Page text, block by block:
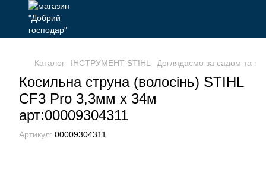
Каталог ІНСТРУМЕНТ STIHL Доглядаємо за садом та
Косильна струна (волосінь) STIHL
CF3 Pro 3,3мм х 34м
арт:00009304311
Артикул: 00009304311